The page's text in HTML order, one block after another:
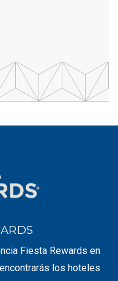
Fiesta Rewards en
los hoteles